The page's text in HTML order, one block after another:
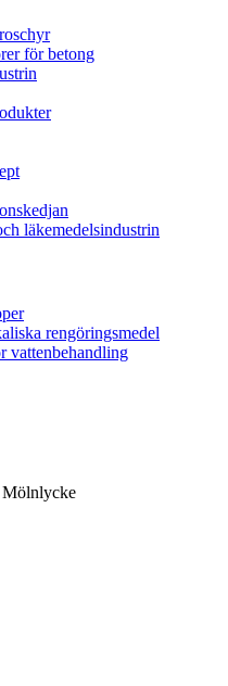
för betong
läkemedelsindustrin
rengöringsmedel
Mölnlycke